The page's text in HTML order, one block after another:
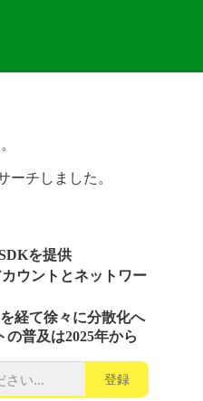
ーチしました。
を提供
ウントとネットワー
経て徐々に分散化へ
普及は2025年から
登録